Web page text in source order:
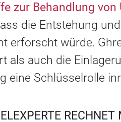
zur Behandlung von
die Entstehung
erforscht würde.
als auch die
eine Schlüsselrolle